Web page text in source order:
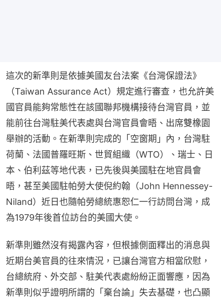
這次的新準則是依據美國友台法案《台灣保證法》
（Taiwan Assurance Act）規定進行審查，也允許美
國官員能夠常態性在該國聯邦機構接待台灣官員，並
能前往台灣駐美代表處與台灣官員會晤、出席雙橡園
舉辦的活動。在新準則完成的「空窗期」內，台灣駐
荷蘭、法國普羅旺斯、世貿組織（WTO）、瑞士、日
本、伯利茲等地代表，已先後與美國駐在地官員會
晤，甚至美國駐帕勞大使倪約翰（John Hennessey-
Niland）近日也隨帕勞總統惠恕仁一行訪問台灣，成
為1979年後首位訪台的美國大使。
新準則雖然沒有揭露內容，但根據側面釋出的消息與
近期台美官員的往來情況，已讓台灣官方相當欣慰，
台總統府、外交部、駐美代表處紛紛正面響應，因為
新準則似乎證明所謂的「棄台論」失去基礎，也凸顯